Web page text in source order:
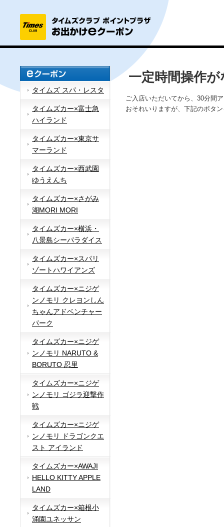
タイムズ スパ・レスタ
タイムズカー×富士急
ハイランド
タイムズカー×東京サ
マーランド
タイムズカー×西武園
ゆうえんち
タイムズカー×さがみ
湖MORI MORI
タイムズカー×横浜・
八景島シーパラダイス
タイムズカー×スパリ
ゾートハワイアンズ
タイムズカー×ニジゲ
ンノモリ クレヨンしん
ちゃんアドベンチャー
パーク
タイムズカー×ニジゲ
ンノモリ NARUTO &
BORUTO 忍里
タイムズカー×ニジゲ
ンノモリ ゴジラ迎撃作
戦
タイムズカー×ニジゲ
ンノモリ ドラゴンクエ
スト アイランド
タイムズカー×AWAJI
HELLO KITTY APPLE
LAND
タイムズカー×箱根小
涌園ユネッサン
一定時間操作
ご入店いただいてから、30分間
おそれいりますが、下記のボタ